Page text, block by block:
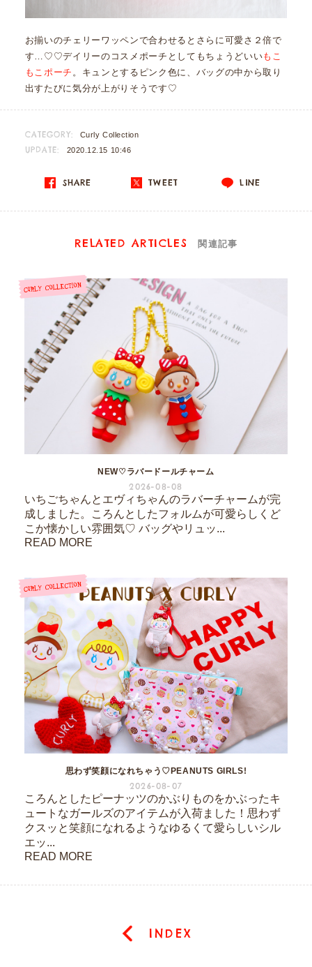
お揃いのチェリーワッペンで合わせるとさらに可愛さ２倍で
す…♡♡デイリーのコスメポーチとしてもちょうどいいもこ
もこポーチ 。キュンとするピンク色に、バッグの中から取り
出すたびに気分が上がりそうです♡
CATEGORY: Curly Collection
UPDATE: 2020.12.15 10:46
SHARE TWEET LINE
RELATED ARTICLES 関連記事
NEW♡ラバードールチャーム
2026-08-08
いちごちゃんとエヴィちゃんのラバーチャームが完
成しました。ころんとしたフォルムが可愛らしくど
こか懐かしい雰囲気♡ バッグやリュッ...
READ MORE
思わず笑顔になれちゃう♡PEANUTS GIRLS!
2026-08-07
ころんとしたピーナッツのかぶりものをかぶったキ
ュートなガールズのアイテムが入荷ました！思わず
クスッと笑顔になれるようなゆるくて愛らしいシル
エッ...
READ MORE
INDEX